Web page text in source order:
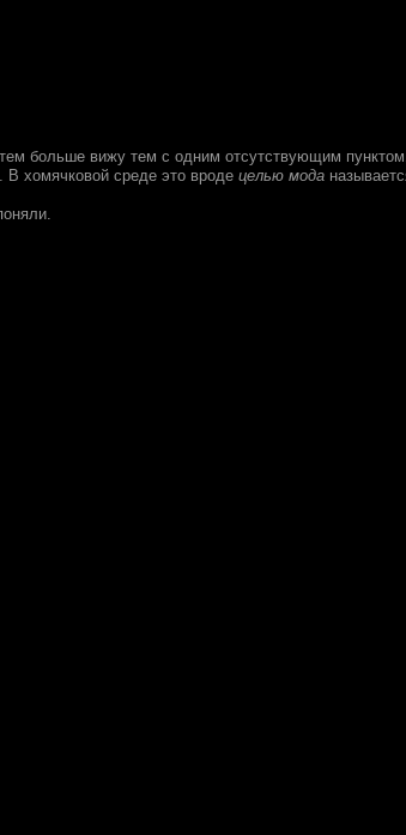
больше вижу тем с одним отсутствующим
хомячковой среде это вроде целью мода